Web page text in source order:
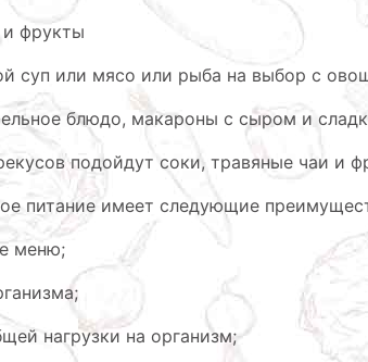
фрукты
суп или мясо или рыба на выбор с
блюдо, макароны с сыром и
подойдут соки, травяные чаи и
питание имеет следующие
меню;
нагрузки на организм;